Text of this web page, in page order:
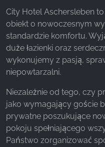
City Hotel Aschersleben
obiekt o nowoczesnym
standardzie komfortu.
duże łazienki oraz
wykonujemy z pasją,
niepowtarzalni.
Niezależnie od tego, czy
jako wymagający goście
prywatne poszukujące
pokoju spełniającego
Państwo zorganizować
Facebook Pixel
_fbp, fr, _fbq, fbq
Provider:
Purpose:
Pomiar reklam i
Cookie duration:
3 miesiące - 1 rok